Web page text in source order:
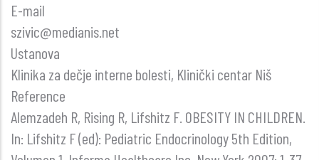
E-mail
szivic@medianis.net
Ustanova
Klinika za dečje interne bolesti, Klinički centar Niš
Reference
Alemzadeh R, Rising R, Lifshitz F. OBESITY IN CHILDREN.
In: Lifshitz F (ed): Pediatric Endocrinology 5th Edition,